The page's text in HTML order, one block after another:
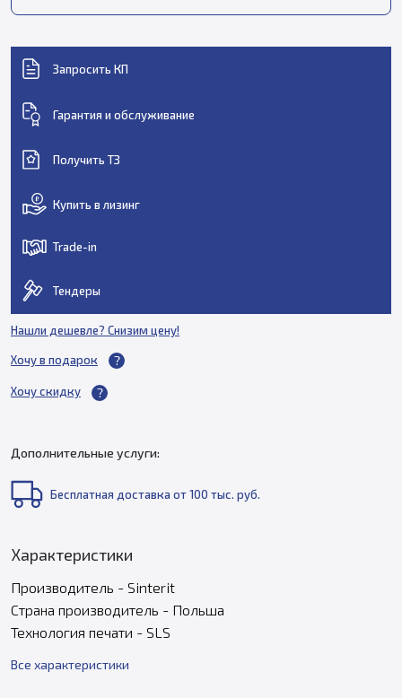
Запросить КП
Гарантия и обслуживание
Получить ТЗ
Купить в лизинг
Trade-in
Тендеры
Нашли дешевле? Снизим цену!
Хочу в подарок
Хочу скидку
Дополнительные услуги:
Бесплатная доставка от 100 тыс. руб.
Характеристики
Производитель - Sinterit
Страна производитель - Польша
Технология печати - SLS
Все характеристики